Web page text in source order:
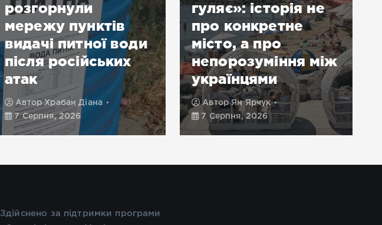
розгорнули
мережу пунктів
видачі питної води
після російських
атак
АвторХрабан Діана
7 Серпня, 2026
гуляє»: історія не
про конкретне
місто, а про
непорозуміння між
українцями
АвторЯн Ярчук
7 Серпня, 2026
Здійснено за підтримки програми